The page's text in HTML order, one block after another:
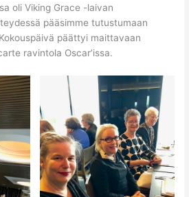
oli Viking Grace -laivan
pääsimme tutustumaan
päättyi maittavaan
ravintola Oscar’issa.